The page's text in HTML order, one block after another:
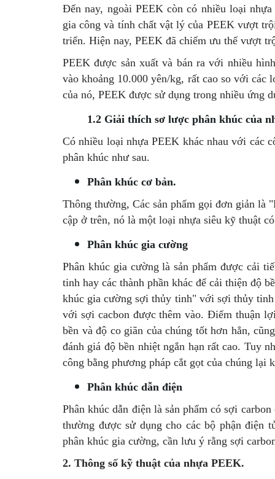
Đến nay, ngoài PEEK còn có nhiều loại
gia công và tính chất vật lý của PEEK vượt
triển. Hiện nay, PEEK đã chiếm ưu thế vượt
PEEK được sản xuất và bán ra với nhiều
vào khoảng 10.000 yên/kg, rất cao so với
của nó, PEEK được sử dụng trong nhiều ứng
1.2 Giải thích sơ lược phân khúc của
Có nhiều loại nhựa PEEK khác nhau với các
phân khúc như sau.
Phân khúc cơ bản.
Thông thường, Các sản phẩm gọi đơn giản là
cập ở trên, nó là một loại nhựa siêu kỹ thuật
Phân khúc gia cường
Phân khúc gia cường là sản phẩm được cải
tinh hay các thành phần khác để cải thiện độ
khúc gia cường sợi thủy tinh" với sợi thủy
với sợi cacbon được thêm vào. Điểm thuận
bền và độ co giãn của chúng tốt hơn hẳn,
đánh giá độ bền nhiệt ngắn hạn rất cao. Tuy
công bằng phương pháp cắt gọt của chúng lại
Phân khúc dẫn điện
Phân khúc dẫn điện là sản phẩm có sợi
thường được sử dụng cho các bộ phận điện
phân khúc gia cường, cần lưu ý rằng sợi
2. Thông số kỹ thuật của nhựa PEEK.